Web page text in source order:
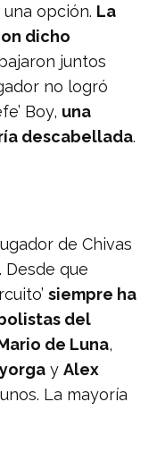
opción. La
dicho
juntos
no logró
Boy, una
descabellada.
de Chivas
que
siempre ha
del
de Luna,
yAlex
La mayoría